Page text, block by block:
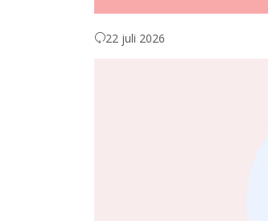
22 juli 2026